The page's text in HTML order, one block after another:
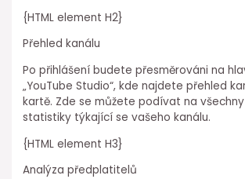
{HTML element H2}
Přehled kanálu
Po přihlášení budete přesměrováni na
„YouTube Studio“, kde najdete přehled
kartě. Zde se můžete podívat na
statistiky týkající se vašeho kanálu.
{HTML element H3}
Analýza předplatitelů